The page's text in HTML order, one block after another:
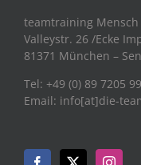
teamtraining Mensch
Valleystr. 26 /Ecke
81371 München –
Tel: +49 (0) 89 7205
Email: info[at]die-